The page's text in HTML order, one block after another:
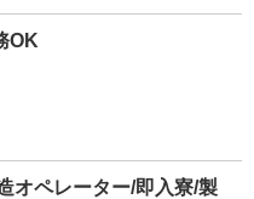
OK
オペレーター/即入寮/製